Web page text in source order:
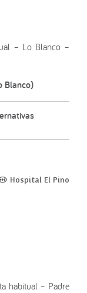
– Lo Blanco –
Blanco)
Hospital El Pino
habitual – Padre